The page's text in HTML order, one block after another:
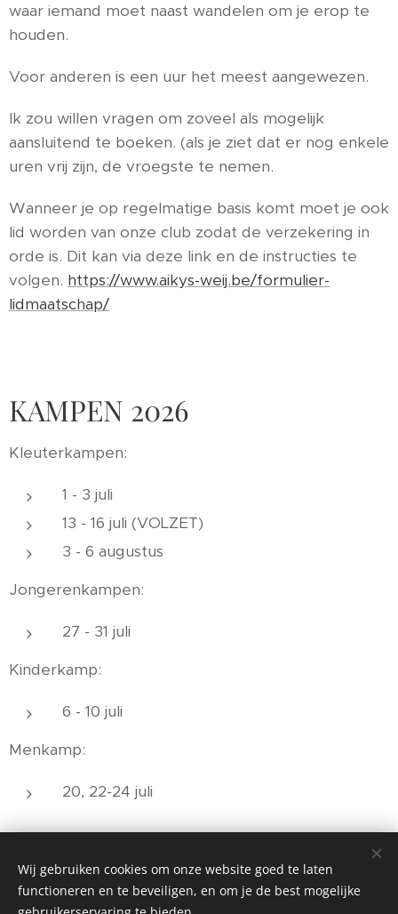
waar iemand moet naast wandelen om je erop te
houden.
Voor anderen is een uur het meest aangewezen.
Ik zou willen vragen om zoveel als mogelijk
aansluitend te boeken. (als je ziet dat er nog enkele
uren vrij zijn, de vroegste te nemen.
Wanneer je op regelmatige basis komt moet je ook
lid worden van onze club zodat de verzekering in
orde is. Dit kan via deze link en de instructies te
volgen. https://www.aikys-weij.be/formulier-
lidmaatschap/
KAMPEN 2026
Kleuterkampen:
1 - 3 juli
13 - 16 juli (VOLZET)
3 - 6 augustus
Jongerenkampen:
27 - 31 juli
Kinderkamp:
6 - 10 juli
Menkamp:
20, 22-24 juli
Wij gebruiken cookies om onze website goed te laten
functioneren en te beveiligen, en om je de best mogelijke